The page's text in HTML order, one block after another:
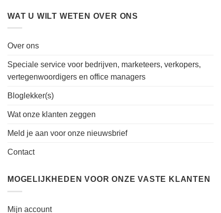
WAT U WILT WETEN OVER ONS
Over ons
Speciale service voor bedrijven, marketeers, verkopers,
vertegenwoordigers en office managers
Bloglekker(s)
Wat onze klanten zeggen
Meld je aan voor onze nieuwsbrief
Contact
MOGELIJKHEDEN VOOR ONZE VASTE KLANTEN
Mijn account